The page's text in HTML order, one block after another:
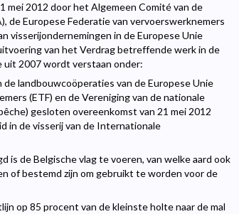
mei 2012 door het Algemeen Comité van de
de Europese Federatie van vervoerswerknemers
visserijondernemingen in de Europese Unie
van het Verdrag betreffende werk in de
2007 wordt verstaan onder:
landbouwcoöperaties van de Europese Unie
(ETF) en de Vereniging van de nationale
gesloten overeenkomst van 21 mei 2012
in de visserij van de Internationale
is de Belgische vlag te voeren, van welke aard ook
of bestemd zijn om gebruikt te worden voor de
op 85 procent van de kleinste holte naar de mal